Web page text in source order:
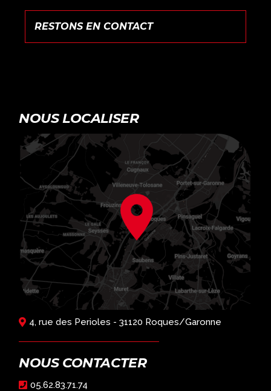
NOUS LOCALISER
4, rue des Perioles - 31120 Roques/Garonne
NOUS CONTACTER
05.62.83.71.74